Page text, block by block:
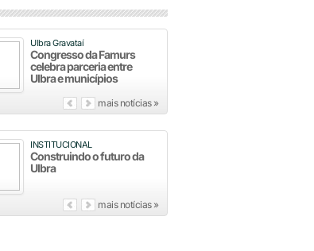
Ulbra Gravataí
Congresso da Famurs
celebra parceria entre
Ulbra e municípios
mais notícias »
INSTITUCIONAL
Construindo o futuro da
Ulbra
mais notícias »